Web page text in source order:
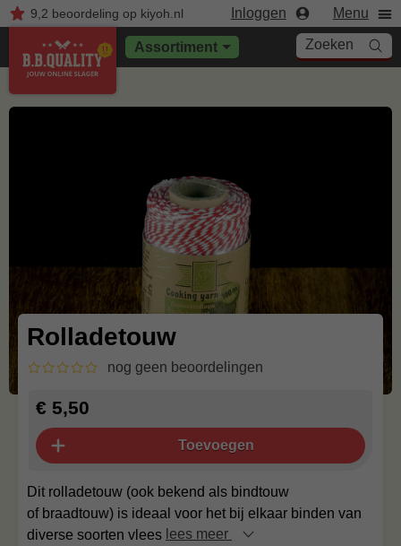
9,2 beoordelingop kiyoh.nl Inloggen Menu
Assortiment Zoeken
Rolladetouw
nog geen beoordelingen
Dit rolladetouw (ook bekend als bindtouw
of braadtouw) is ideaal voor het bij elkaar binden van
diverse soorten vlees lees meer
€ 5,50
Toevoegen